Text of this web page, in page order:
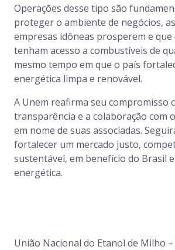
Operações desse tipo são
proteger o ambiente de negócios,
empresas idôneas prosperem e
tenham acesso a combustíveis de
mesmo tempo em que o país
energética limpa e renovável.
A Unem reafirma seu compromisso
transparência e a colaboração com
em nome de suas associadas.
fortalecer um mercado justo,
sustentável, em benefício do Brasil
energética.
União Nacional do Etanol de Milho